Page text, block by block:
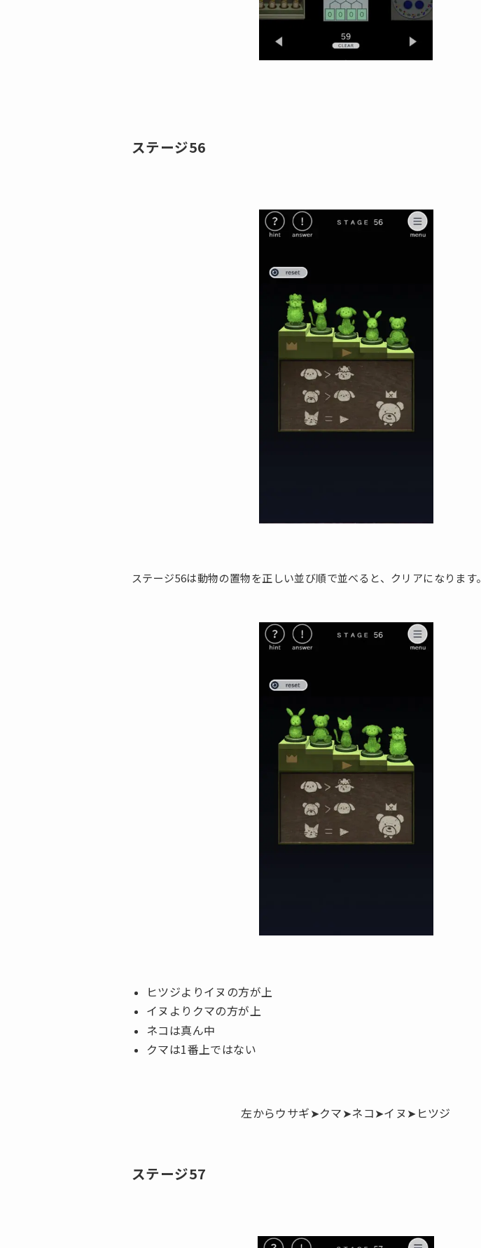
ステージ56
ステージ56は動物の置物を正しい並び順で並べると、クリアになります。
ヒツジよりイヌの方が上
イヌよりクマの方が上
ネコは真ん中
クマは1番上ではない
左からウサギ➤クマ➤ネコ➤イヌ➤ヒツジ
ステージ57